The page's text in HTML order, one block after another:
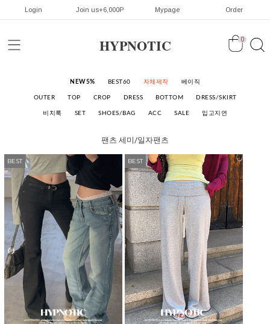
Login Join us+6,000P Mypage Order
HYPNOTIC 0
NEW5% BEST60 자체제작 베이직
OUTER TOP CROP DRESS BOTTOM DRESS/SKIRT
비치룩 SET SHOES/BAG ACC SALE 입고지연
팬츠 세미/일자팬츠
BEST BEST